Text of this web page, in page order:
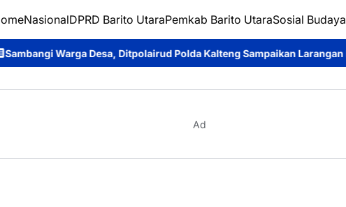
NasionalDPRD Barito UtaraPemkab Barito UtaraSosial Budaya
Polda Kalteng Sampaikan Larangan Membakar Hutan dan Lahan
Ad